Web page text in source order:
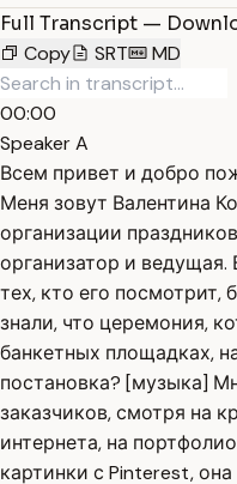
Full Transcript —
Copy
SRT MD
00:00
Speaker A
Всем привет и добро
Меня зовут Валентина
организации
организатор и
тех, кто его посмотрит,
знали, что церемония,
банкетных площадках,
постановка? [музыка]
заказчиков, смотря на
интернета, на
картинки с Pinterest,